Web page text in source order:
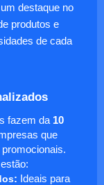
destaque no
produtos e
de cada
fazem da 10
que
: Ideais para